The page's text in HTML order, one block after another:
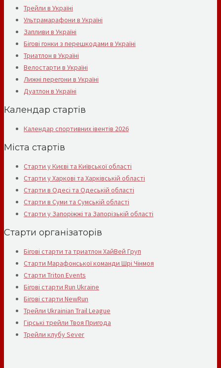
Трейли в Україні
Ультрамарафони в Україні
Запливи в Україні
Бігові гонки з перешкодами в Україні
Триатлон в Україні
Велостарти в Україні
Лижні перегони в Україні
Дуатлон в Україні
Календар стартів
Календар спортивних івентів 2026
Міста стартів
Старти у Києві та Київської області
Старти у Харкові та Харківській області
Старти в Одесі та Одеській області
Старти в Суми та Сумській області
Старти у Запоріжжі та Запорізькій області
Старти організаторів
Бігові старти та триатлон ХайВей Груп
Старти Марафонської команди Шрі Чінмоя
Старти Triton Events
Бігові старти Run Ukraine
Бігові старти NewRun
Трейли Ukrainian Trail League
Гірські трейли Твоя Пригода
Трейли клубу Sever